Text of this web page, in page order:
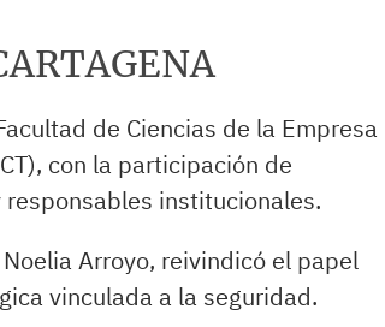
de Ciencias de la Empresa
con la participación de
institucionales.
Arroyo, reivindicó el papel
vinculada a la seguridad.